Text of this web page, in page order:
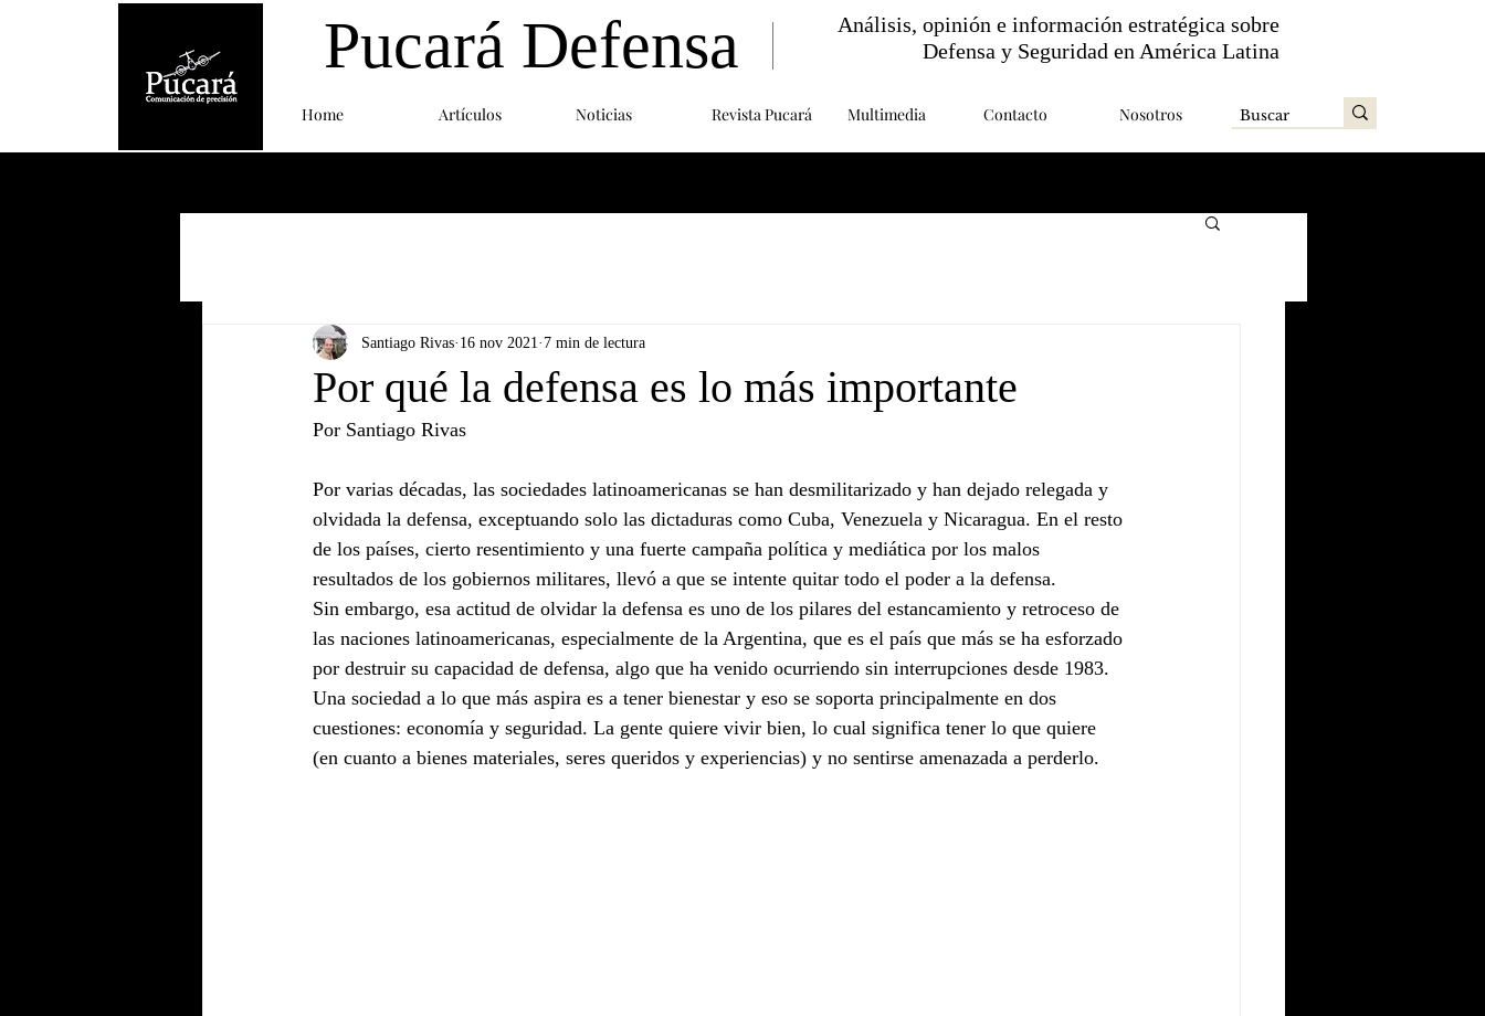
Home Artículos Noticias Revista Pucará Multimedia Contacto Nosotros
Pucará Defensa
Análisis, opinión e información estratégica sobre
Defensa y Seguridad en América Latina
Por qué la defensa es lo más importante
Santiago Rivas 16 nov 2021 7 min de lectura
Por Santiago Rivas
Por varias décadas, las sociedades latinoamericanas se han desmilitarizado y han dejado relegada y
olvidada la defensa, exceptuando solo las dictaduras como Cuba, Venezuela y Nicaragua. En el resto
de los países, cierto resentimiento y una fuerte campaña política y mediática por los malos
resultados de los gobiernos militares, llevó a que se intente quitar todo el poder a la defensa.
Sin embargo, esa actitud de olvidar la defensa es uno de los pilares del estancamiento y retroceso de
las naciones latinoamericanas, especialmente de la Argentina, que es el país que más se ha esforzado
por destruir su capacidad de defensa, algo que ha venido ocurriendo sin interrupciones desde 1983.
Una sociedad a lo que más aspira es a tener bienestar y eso se soporta principalmente en dos
cuestiones: economía y seguridad. La gente quiere vivir bien, lo cual significa tener lo que quiere
(en cuanto a bienes materiales, seres queridos y experiencias) y no sentirse amenazada a perderlo.